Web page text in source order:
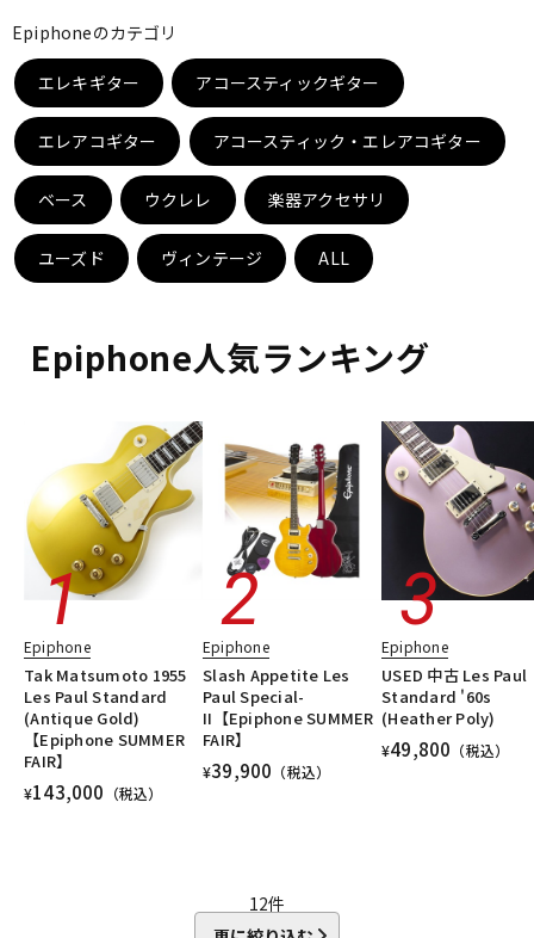
ベース ウクレレ
キーボード 電子ピアノ
エフェクター
DJ機器 DTM
DTM オンライン納品 レコーディング機器
配信/ライブ機器 楽器アクセサリ
ヴィンテージ
Epiphoneのカテゴリ
エレキギター アコースティックギター
エレアコギター アコースティック・エレアコギター
ベース ウクレレ 楽器アクセサリ
ユーズド ヴィンテージ ALL
Epiphone人気ランキング
Epiphone
Tak Matsumoto 1955
Les Paul Standard
(Antique Gold)
【Epiphone SUMMER
FAIR】
¥143,000 （税込）
Epiphone
Slash Appetite Les
Paul Special-
II【Epiphone SUMMER
FAIR】
¥39,900 （税込）
Epiphone
USED 中古 Les Paul
Standard '60s
(Heather Poly)
¥49,800 （税込）
12件